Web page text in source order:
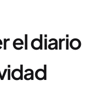
el diario